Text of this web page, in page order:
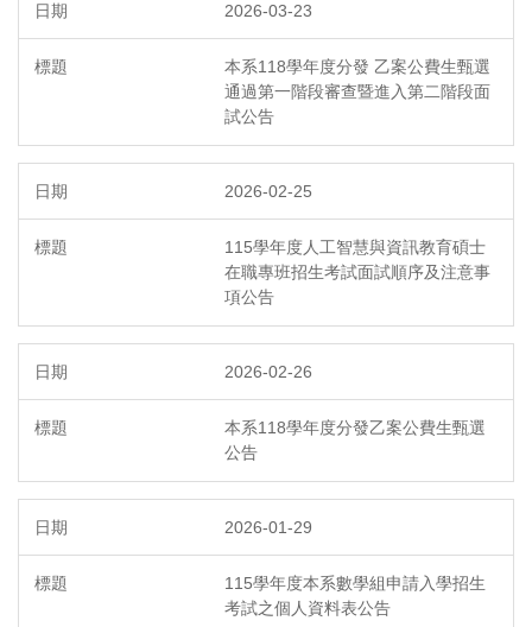
2026-03-23
本系118學年度分發 乙案公費生甄選
通過第一階段審查暨進入第二階段面
試公告
2026-02-25
115學年度人工智慧與資訊教育碩士
在職專班招生考試面試順序及注意事
項公告
2026-02-26
本系118學年度分發乙案公費生甄選
公告
2026-01-29
115學年度本系數學組申請入學招生
考試之個人資料表公告